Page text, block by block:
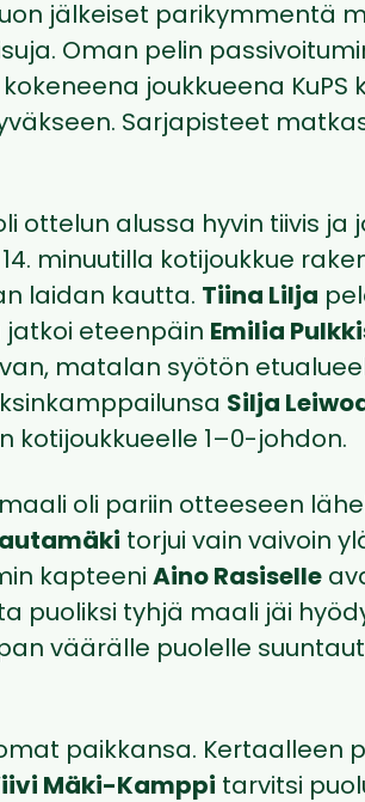
jälkeiset parikymmentä
Oman pelin
joukkueena
Sarjapisteet
ottelun alussa hyvin tiivis ja
minuutilla kotijoukkue
laidan kautta. Tiina Lilja
jatkoi eteenpäin Emilia
matalan syötön
Silja
kotijoukkueelle 1–0-johdon.
oli pariin otteeseen
torjui vain vaivoin
kapteeni Aino Rasiselle
puoliksi tyhjä maali jäi
väärälle puolelle
omat paikkansa. Kertaalleen
Mäki-Kamppi tarvitsi